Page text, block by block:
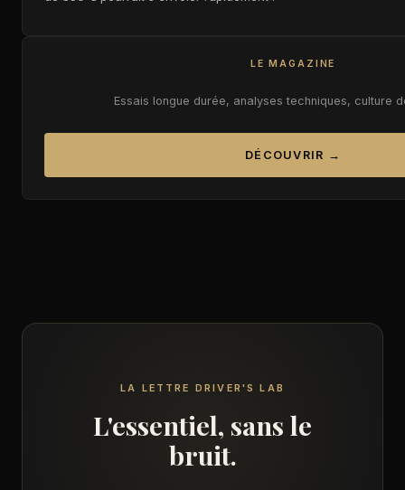
LE MAGAZINE
Essais longue durée, analyses techniques, culture
DÉCOUVRIR →
LA LETTRE DRIVER'S LAB
L'essentiel, sans le
bruit.